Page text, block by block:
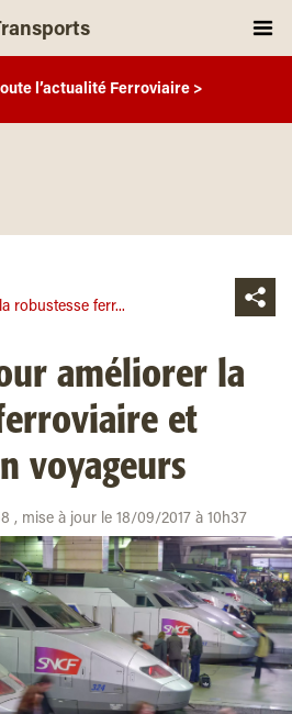
l’actualité Ferroviaire >
robustesse ferr...
améliorer la
et
voyageurs
, mise à jour le 18/09/2017 à 10h37